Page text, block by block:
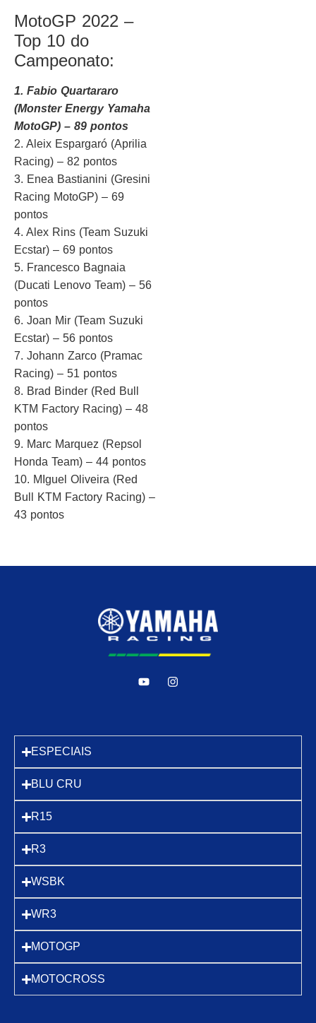
MotoGP 2022 –
Top 10 do
Campeonato:
1. Fabio Quartararo
(Monster Energy Yamaha
MotoGP) – 89 pontos
2. Aleix Espargaró (Aprilia
Racing) – 82 pontos
3. Enea Bastianini (Gresini
Racing MotoGP) – 69
pontos
4. Alex Rins (Team Suzuki
Ecstar) – 69 pontos
5. Francesco Bagnaia
(Ducati Lenovo Team) – 56
pontos
6. Joan Mir (Team Suzuki
Ecstar) – 56 pontos
7. Johann Zarco (Pramac
Racing) – 51 pontos
8. Brad Binder (Red Bull
KTM Factory Racing) – 48
pontos
9. Marc Marquez (Repsol
Honda Team) – 44 pontos
10. MIguel Oliveira (Red
Bull KTM Factory Racing) –
43 pontos
ESPECIAIS
BLU CRU
R15
R3
WSBK
WR3
MOTOGP
MOTOCROSS